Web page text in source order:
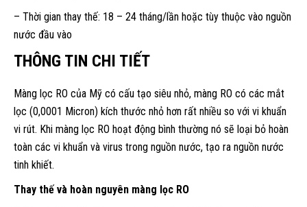
– Thời gian thay thế: 18 – 24 tháng/lần hoặc tùy thuộc vào nguồn
nước đầu vào
THÔNG TIN CHI TIẾT
Màng lọc RO của Mỹ có cấu tạo siêu nhỏ, màng RO có các mắt
lọc (0,0001 Micron) kích thước nhỏ hơn rất nhiều so với vi khuẩn
vi rút. Khi màng lọc RO hoạt động bình thường nó sẽ loại bỏ hoàn
toàn các vi khuẩn và virus trong nguồn nước, tạo ra nguồn nước
tinh khiết.
Thay thế và hoàn nguyên màng lọc RO